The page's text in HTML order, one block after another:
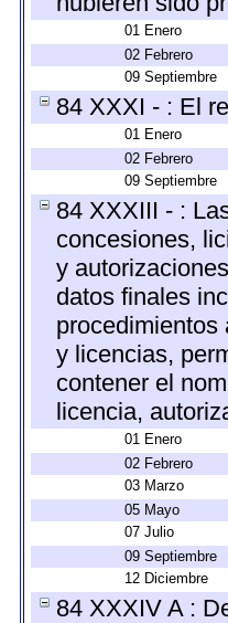
01 Enero
02 Febrero
09 Septiembre
84 XXXI - : El
01 Enero
02 Febrero
09 Septiembre
84 XXXIII - :
concesiones,
y
datos finales
procedimientos
y licencias,
contener el
licencia,
01 Enero
02 Febrero
03 Marzo
05 Mayo
07 Julio
09 Septiembre
12 Diciembre
84 XXXIV A :